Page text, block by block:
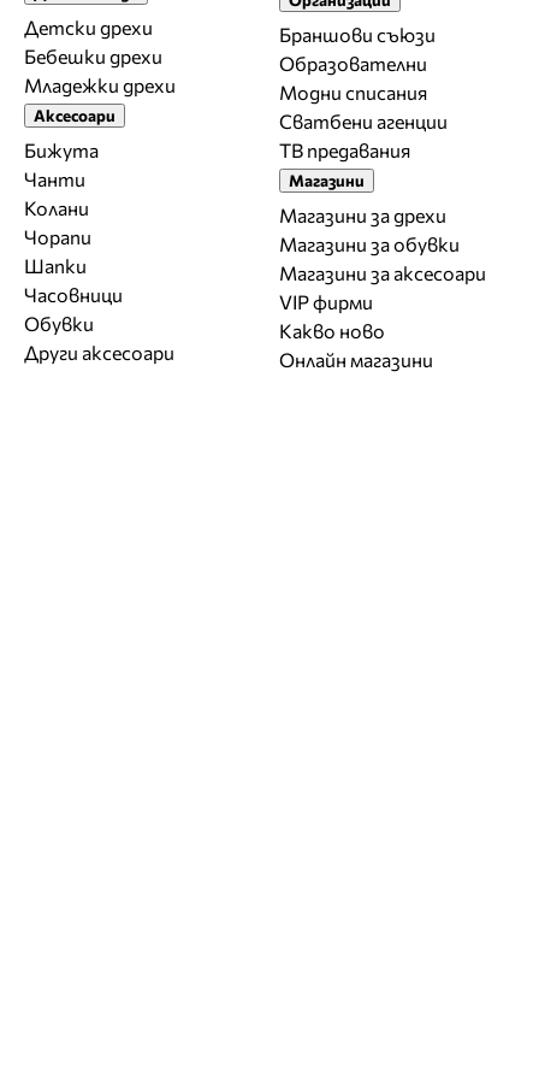
Детски дрехи
Бебешки дрехи
Младежки дрехи
Аксесоари
Бижута
Чанти
Колани
Чорапи
Шапки
Часовници
Обувки
Други аксесоари
Браншови съюзи
Образователни
Модни списания
Сватбени агенции
ТВ предавания
Магазини
Магазини за дрехи
Магазини за обувки
Магазини за aксесоари
VIP фирми
Какво ново
Онлайн магазини